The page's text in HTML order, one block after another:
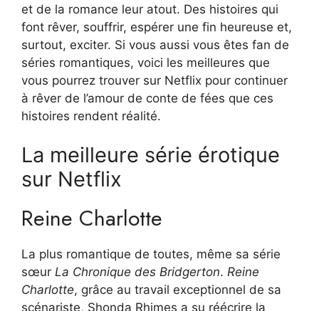
et de la romance leur atout. Des histoires qui
font rêver, souffrir, espérer une fin heureuse et,
surtout, exciter. Si vous aussi vous êtes fan de
séries romantiques, voici les meilleures que
vous pourrez trouver sur Netflix pour continuer
à rêver de l’amour de conte de fées que ces
histoires rendent réalité.
La meilleure série érotique
sur Netflix
Reine Charlotte
La plus romantique de toutes, même sa série
sœur La Chronique des Bridgerton. Reine
Charlotte, grâce au travail exceptionnel de sa
scénariste, Shonda Rhimes a su réécrire la